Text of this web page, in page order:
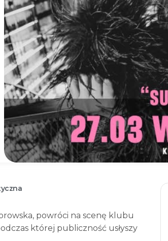
powróci na scenę klubu
której publiczność usłyszy